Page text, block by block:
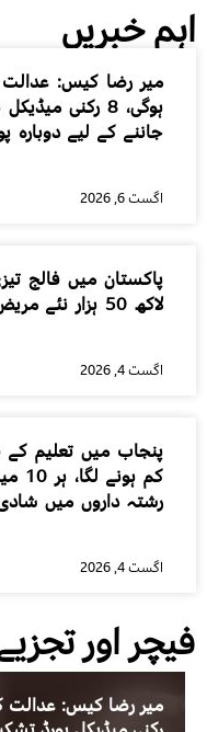
اہم خبریں
میر رضا کیس:
ہوگی، 8 رکنی
جاننے کے لیے دوبارہ
اگست 6, 2026
لاکھ 50 ہزار نئے مریض، ایک لاکھ اموات
اگست 4, 2026
پنجاب میں تعلیم
رشتہ داروں میں
اگست 4, 2026
فیچر اور